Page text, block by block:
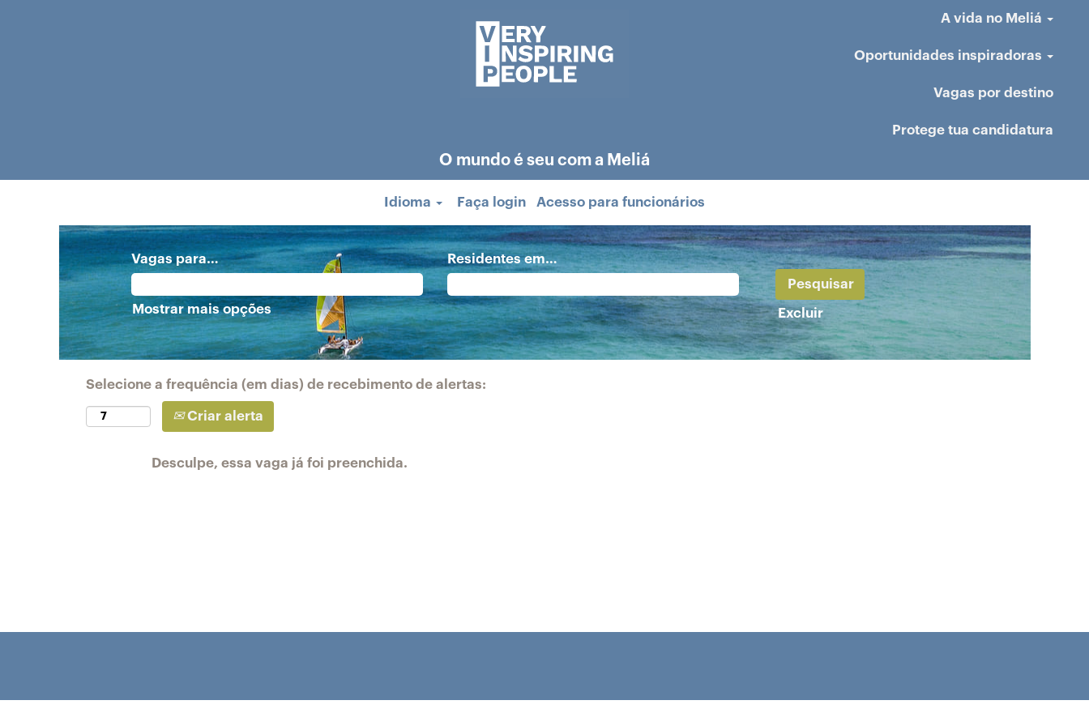
A vida no Meliá
Oportunidades inspiradoras
Vagas por destino
Protege tua candidatura
O mundo é seu com a Meliá
Idioma Faça login Acesso para funcionários
Vagas para… Residentes em…
Mostrar mais opções Excluir
Selecione a frequência (em dias) de recebimento de alertas:
Criar alerta
Desculpe, essa vaga já foi preenchida.